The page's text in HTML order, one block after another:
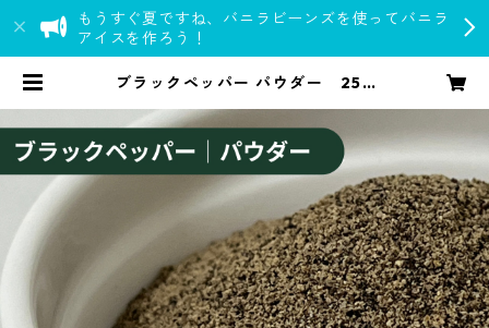
もうすぐ夏ですね、バニラビーンズを使ってバニラ
アイスを作ろう！
ブラックペッパー パウダー 25g